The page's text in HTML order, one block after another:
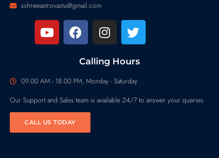
sshreeastrovastu@gmail.com
Calling Hours
09.00 AM - 18.00 PM, Monday - Saturday
Our Support and Sales team is available 24/7 to answer your queries
CALL US TODAY